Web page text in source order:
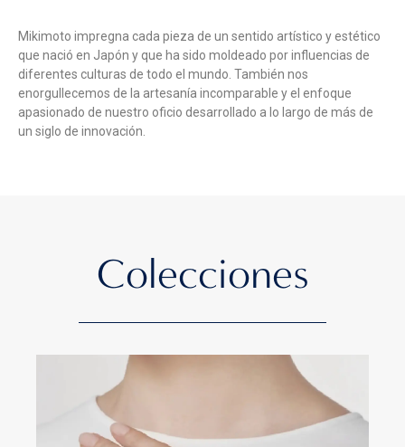
Mikimoto impregna cada pieza de un sentido artístico y estético
que nació en Japón y que ha sido moldeado por influencias de
diferentes culturas de todo el mundo. También nos
enorgullecemos de la artesanía incomparable y el enfoque
apasionado de nuestro oficio desarrollado a lo largo de más de
un siglo de innovación.
Colecciones